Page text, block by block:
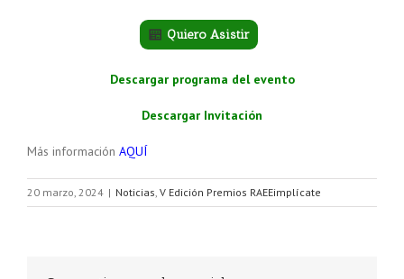
Quiero Asistir
Descargar programa del evento
Descargar Invitación
Más información AQUÍ
20 marzo, 2024 | Noticias, V Edición Premios RAEEimplícate